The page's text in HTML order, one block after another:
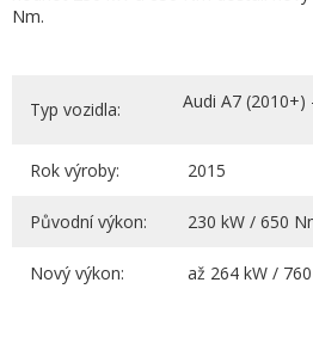
Nm.
Typ vozidla: Audi A7 (2010+)
Rok výroby: 2015
Původní výkon: 230 kW / 650
Nový výkon: až 264 kW /